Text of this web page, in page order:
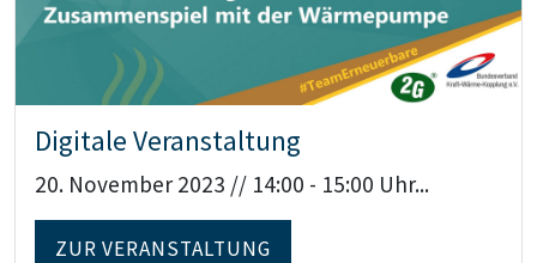
Digitale Veranstaltung
20. November 2023 // 14:00 - 15:00 Uhr...
ZUR VERANSTALTUNG